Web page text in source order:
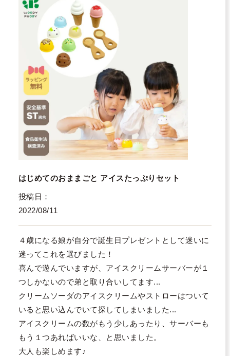
はじめてのおままごと アイスたっぷりセット
投稿日
2022/08/11
４歳になる娘が自分で誕生日プレゼントとして迷いに
迷ってこれを選びました！
喜んで遊んでいますが、アイスクリームサーバーが１
つしかないので弟と取り合いしてます...
クリームソーダのアイスクリームやストローはついて
いると思い込んでいて探してしまいました...
アイスクリームの数がもう少しあったり、サーバーも
もう１つあればいいな、と思いました。
大人も楽しめます♪